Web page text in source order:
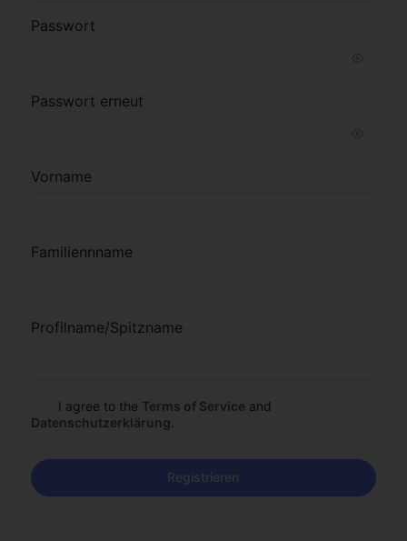
Passwort
Passwort erneut
Vorname
Familiennname
Profilname/Spitzname
I agree to the Terms of Service and
Datenschutzerklärung